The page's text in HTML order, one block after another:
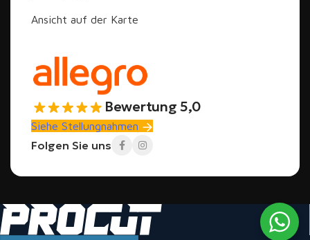
Ansicht auf der Karte
Bewertung 5,0
Siehe Stellungnahmen
Folgen Sie uns